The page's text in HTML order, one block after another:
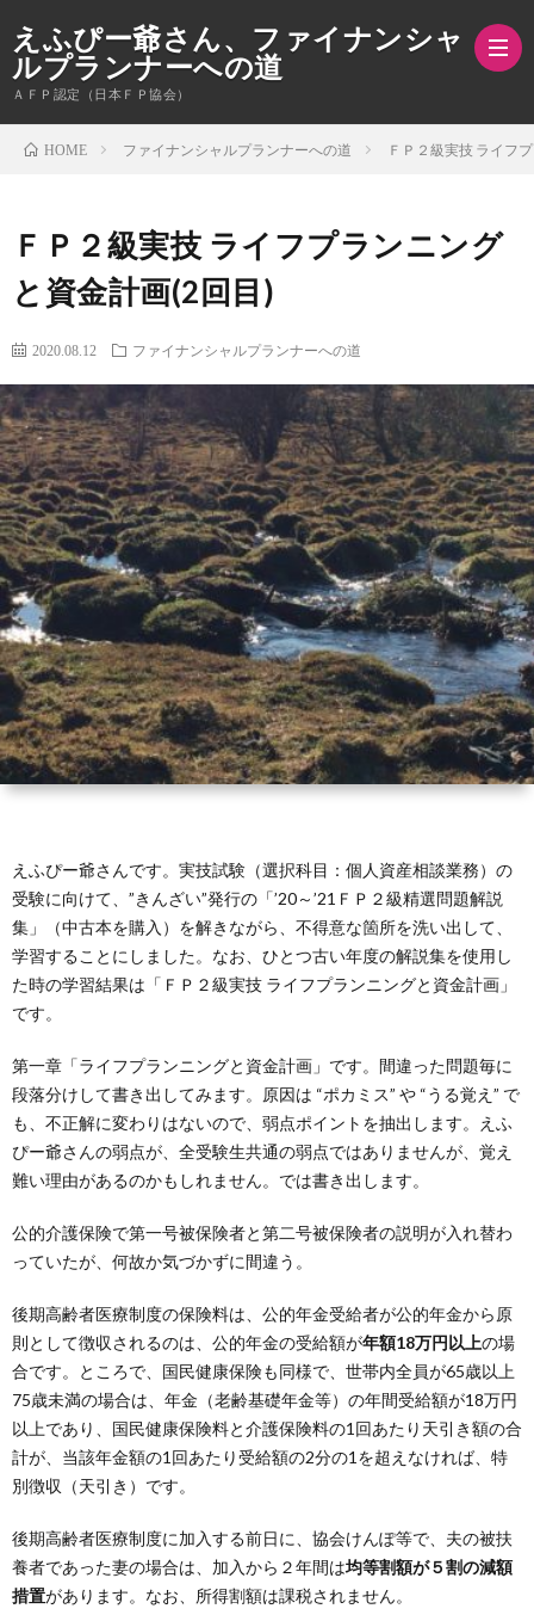
えふぴー爺さん、ファイナンシャ
ルプランナーへの道
ＡＦＰ認定（日本ＦＰ協会）
ー
HOME ファイナンシャルプランナーへの道 ＦＰ２級実技 ライフ
ＦＰ２級実技 ライフプランニング
と資金計画(2回目)
2020.08.12 ファイナンシャルプランナーへの道
えふぴー爺さんです。実技試験（選択科目：個人資産相談業務）の
受験に向けて、”きんざい”発行の「’20～’21ＦＰ２級精選問題解説
集」（中古本を購入）を解きながら、不得意な箇所を洗い出して、
学習することにしました。なお、ひとつ古い年度の解説集を使用し
た時の学習結果は「ＦＰ２級実技 ライフプランニングと資金計画」
です。
第一章「ライフプランニングと資金計画」です。間違った問題毎に
段落分けして書き出してみます。原因は “ポカミス” や “うる覚え” で
も、不正解に変わりはないので、弱点ポイントを抽出します。えふ
ぴー爺さんの弱点が、全受験生共通の弱点ではありませんが、覚え
難い理由があるのかもしれません。では書き出します。
公的介護保険で第一号被保険者と第二号被保険者の説明が入れ替わ
っていたが、何故か気づかずに間違う。
後期高齢者医療制度の保険料は、公的年金受給者が公的年金から原
則として徴収されるのは、公的年金の受給額が年額18万円以上の場
合です。ところで、国民健康保険も同様で、世帯内全員が65歳以上
75歳未満の場合は、年金（老齢基礎年金等）の年間受給額が18万円
以上であり、国民健康保険料と介護保険料の1回あたり天引き額の合
計が、当該年金額の1回あたり受給額の2分の1を超えなければ、特
別徴収（天引き）です。
後期高齢者医療制度に加入する前日に、協会けんぽ等で、夫の被扶
養者であった妻の場合は、加入から２年間は均等割額が５割の減額
措置があります。なお、所得割額は課税されません。